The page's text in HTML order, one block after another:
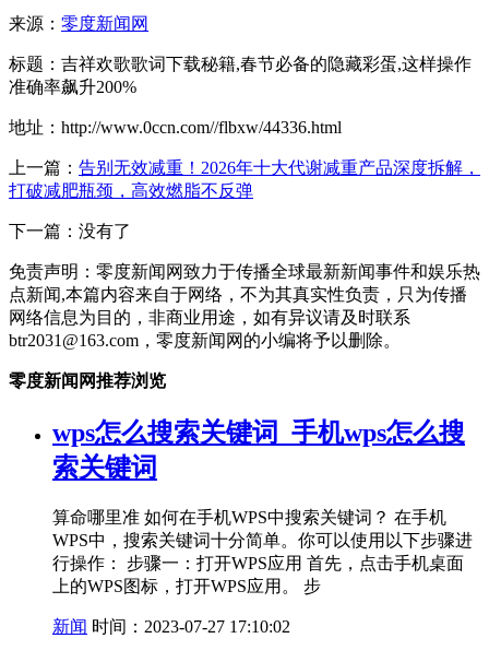
来源： 零度新闻网
标题：吉祥欢歌歌词下载秘籍,春节必备的隐藏彩蛋,这样操作
准确率飙升200%
地址：http://www.0ccn.com//flbxw/44336.html
上一篇： 告别无效减重！2026年十大代谢减重产品深度拆解，
打破减肥瓶颈，高效燃脂不反弹
下一篇：没有了
免责声明：零度新闻网致力于传播全球最新新闻事件和娱乐热
点新闻,本篇内容来自于网络，不为其真实性负责，只为传播
网络信息为目的，非商业用途，如有异议请及时联系
btr2031@163.com，零度新闻网的小编将予以删除。
零度新闻网推荐浏览
wps怎么搜索关键词_手机wps怎么搜
索关键词
算命哪里准 如何在手机WPS中搜索关键词？ 在手机
WPS中，搜索关键词十分简单。你可以使用以下步骤进
行操作： 步骤一：打开WPS应用 首先，点击手机桌面
上的WPS图标，打开WPS应用。 步
新闻 时间：2023-07-27 17:10:02